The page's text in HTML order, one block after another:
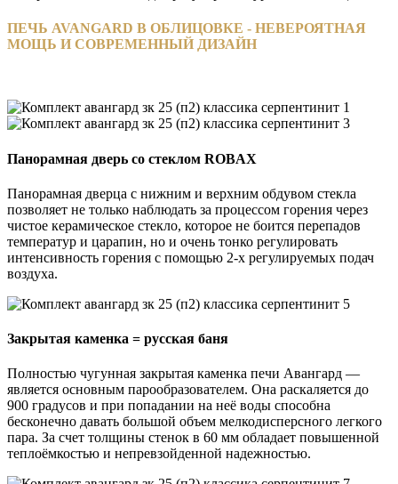
ПЕЧЬ AVANGARD В ОБЛИЦОВКЕ - НЕВЕРОЯТНАЯ
МОЩЬ И СОВРЕМЕННЫЙ ДИЗАЙН
Панорамная дверь со стеклом ROBAX
Панорамная дверца с нижним и верхним обдувом стекла
позволяет не только наблюдать за процессом горения через
чистое керамическое стекло, которое не боится перепадов
температур и царапин, но и очень тонко регулировать
интенсивность горения с помощью 2-х регулируемых подач
воздуха.
Закрытая каменка = русская баня
Полностью чугунная закрытая каменка печи Авангард —
является основным парообразователем. Она раскаляется до
900 градусов и при попадании на неё воды способна
бесконечно давать большой объем мелкодисперсного легкого
пара. За счет толщины стенок в 60 мм обладает повышенной
теплоёмкостью и непревзойденной надежностью.